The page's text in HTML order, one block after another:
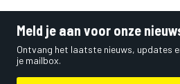
Meld je aan voor onze
Ontvang het laatste nieuws, updates
je mailbox.